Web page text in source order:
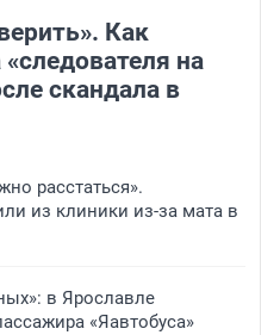
Как
на
скандала в
расстаться».
из клиники из-за мата в
в Ярославле
«Яавтобуса»